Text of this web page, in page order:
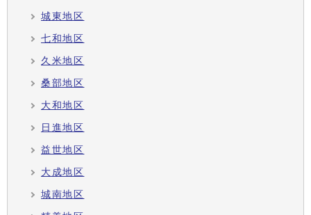
城東地区
七和地区
久米地区
桑部地区
大和地区
日進地区
益世地区
大成地区
城南地区